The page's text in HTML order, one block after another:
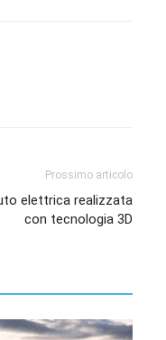
Prossimo articolo
elettrica realizzata
con tecnologia 3D